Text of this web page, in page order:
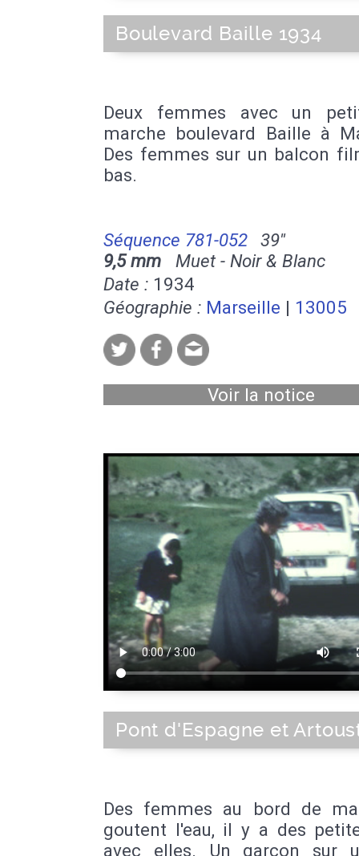
Boulevard Baille 1934
Deux femmes avec un
marche boulevard Baille à
Des femmes sur un balcon
bas.
Séquence 781-052
39''
9,5 mm Muet - Noir & Blanc
Date : 1934
Géographie : Marseille | 13005
Voir la notice
Pont d'Espagne et
Des femmes au bord de
goutent l'eau, il y a des
avec elles. Un garcon sur